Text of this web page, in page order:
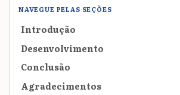
NAVEGUE PELAS SEÇÕES
Introdução
Desenvolvimento
Conclusão
Agradecimentos